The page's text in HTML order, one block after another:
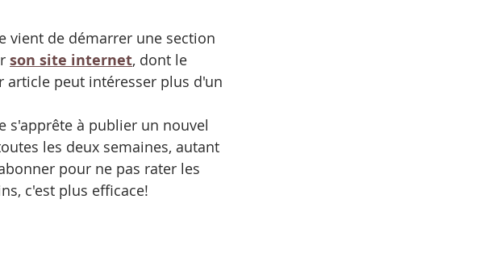
vient de démarrer une section
son site internet, dont le
article peut intéresser plus d'un
s'apprête à publier un nouvel
les deux semaines, autant
pour ne pas rater les
c'est plus efficace!